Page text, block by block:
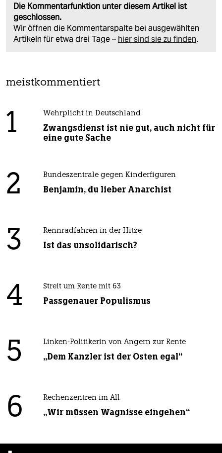
Die Kommentarfunktion unter diesem Artikel ist
geschlossen.
Wir öffnen die Kommentarspalte bei ausgewählten
Artikeln für etwa drei Tage – hier sind sie zu finden.
meistkommentiert
1 Wehrplicht in Deutschland
Zwangsdienst ist nie gut, auch nicht für
eine gute Sache
2 Bundeszentrale gegen Kinderfiguren
Benjamin, du lieber Anarchist
3 Rennradfahren in der Hitze
Ist das unsolidarisch?
4 Streit um Rente mit 63
Passgenauer Populismus
5 Linken-Politikerin von Angern zur Rente
„Dem Kanzler ist der Osten egal“
6 Rechenzentren im All
„Wir müssen Wagnisse eingehen“